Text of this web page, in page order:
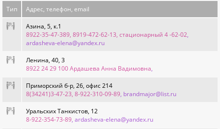
Тип Адрес, телефон, email
Азина, 5, к.1
8922-35-47-389, 8919-472-62-13, стационарный 4 -62-02,
ardasheva-elena@yandex.ru
Ленина, 40, 3
8922 24 29 100 Ардашева Анна Вадимовна,
Приморский б-р, 26, офис 214
8(34241)3-47-23, 8-922-310-09-89, brandmajor@list.ru
Уральских Танкистов, 12
8-922-354-73-89, ardasheva-elena@yandex.ru